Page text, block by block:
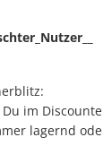
im
lagernd